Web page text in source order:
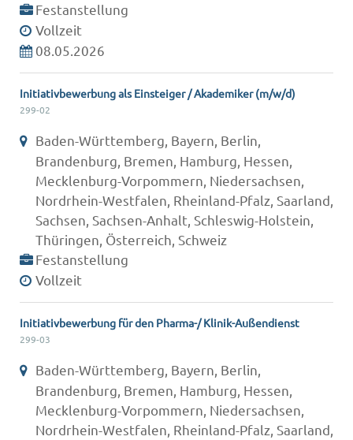
Festanstellung
Vollzeit
08.05.2026
Initiativbewerbung als Einsteiger / Akademiker (m/w/d)
299-02
Baden-Württemberg, Bayern, Berlin,
Brandenburg, Bremen, Hamburg, Hessen,
Mecklenburg-Vorpommern, Niedersachsen,
Nordrhein-Westfalen, Rheinland-Pfalz, Saarland,
Sachsen, Sachsen-Anhalt, Schleswig-Holstein,
Thüringen, Österreich, Schweiz
Festanstellung
Vollzeit
Initiativbewerbung für den Pharma-/ Klinik-Außendienst
299-03
Baden-Württemberg, Bayern, Berlin,
Brandenburg, Bremen, Hamburg, Hessen,
Mecklenburg-Vorpommern, Niedersachsen,
Nordrhein-Westfalen, Rheinland-Pfalz, Saarland,